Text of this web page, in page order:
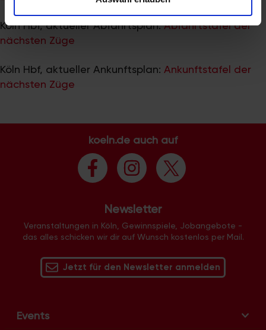
analysieren. Außerdem geben wir Informationen zu Ihrer
Verwendung unserer Website an unsere Partner für
soziale Medien, Werbung und Analysen weiter. Unsere
weiteren Daten zusammen, die Sie ihnen bereitgestellt
haben oder die sie im Rahmen Ihrer Nutzung der Dienste
Köln Hbf, aktueller Abfahrtsplan:Abfahrtstafel der
nächsten Züge
Köln Hbf, aktueller Ankunftsplan: Ankunftstafel der
nächsten Züge
koeln.de auch auf
Newsletter
Veranstaltungen in Köln, Gewinnspiele, Jobangebote -
das alles schicken wir dir auf Wunsch kostenlos per Mail.
Jetzt für den Newsletter anmelden
Events